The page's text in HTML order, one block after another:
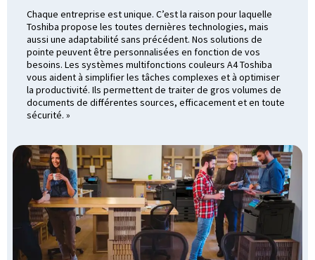
Chaque entreprise est unique. C’est la raison pour laquelle
Toshiba propose les toutes dernières technologies, mais
aussi une adaptabilité sans précédent. Nos solutions de
pointe peuvent être personnalisées en fonction de vos
besoins. Les systèmes multifonctions couleurs A4 Toshiba
vous aident à simplifier les tâches complexes et à optimiser
la productivité. Ils permettent de traiter de gros volumes de
documents de différentes sources, efficacement et en toute
sécurité. »